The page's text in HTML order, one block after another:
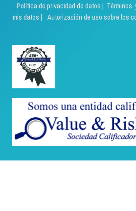
Política de privacidad de datos | Términos
mis datos | Autorización de uso sobre los